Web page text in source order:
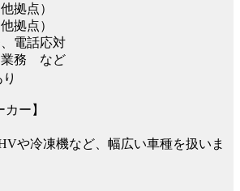
拠点）
拠点）
電話応対
業務 など
カー】
や冷凍機など、幅広い車種を扱いま